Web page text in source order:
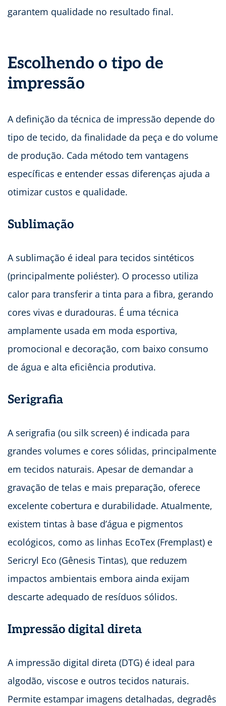
garantem qualidade no resultado final.
Escolhendo o tipo de
impressão
A definição da técnica de impressão depende do
tipo de tecido, da finalidade da peça e do volume
de produção. Cada método tem vantagens
específicas e entender essas diferenças ajuda a
otimizar custos e qualidade.
Sublimação
A sublimação é ideal para tecidos sintéticos
(principalmente poliéster). O processo utiliza
calor para transferir a tinta para a fibra, gerando
cores vivas e duradouras. É uma técnica
amplamente usada em moda esportiva,
promocional e decoração, com baixo consumo
de água e alta eficiência produtiva.
Serigrafia
A serigrafia (ou silk screen) é indicada para
grandes volumes e cores sólidas, principalmente
em tecidos naturais. Apesar de demandar a
gravação de telas e mais preparação, oferece
excelente cobertura e durabilidade. Atualmente,
existem tintas à base d’água e pigmentos
ecológicos, como as linhas EcoTex (Fremplast) e
Sericryl Eco (Gênesis Tintas), que reduzem
impactos ambientais embora ainda exijam
descarte adequado de resíduos sólidos.
Impressão digital direta
A impressão digital direta (DTG) é ideal para
algodão, viscose e outros tecidos naturais.
Permite estampar imagens detalhadas, degradês